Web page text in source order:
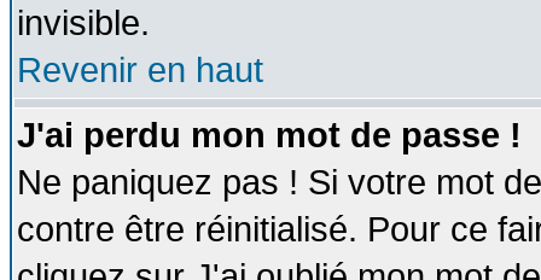
invisible.
Revenir en haut
J'ai perdu mon mot de passe !
Ne paniquez pas ! Si votre mot
contre être réinitialisé. Pour ce